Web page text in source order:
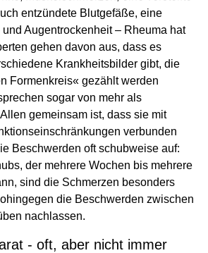
entzündete Blutgefäße, eine
Augentrockenheit – Rheuma hat
gehen davon aus, dass es
Krankheitsbilder gibt, die
Formenkreis« gezählt werden
sogar von mehr als
gemeinsam ist, dass sie mit
verbunden
Beschwerden oft schubweise auf:
der mehrere Wochen bis mehrere
sind die Schmerzen besonders
die Beschwerden zwischen
nachlassen.
- oft, aber nicht immer